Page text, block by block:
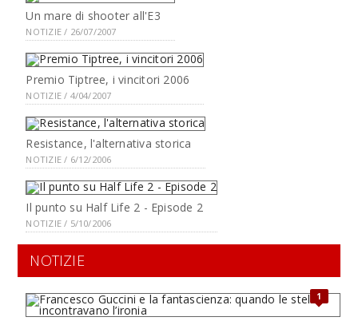
Un mare di shooter all'E3
NOTIZIE / 26/07/2007
Premio Tiptree, i vincitori 2006
NOTIZIE / 4/04/2007
Resistance, l'alternativa storica
NOTIZIE / 6/12/2006
Il punto su Half Life 2 - Episode 2
NOTIZIE / 5/10/2006
NOTIZIE
1